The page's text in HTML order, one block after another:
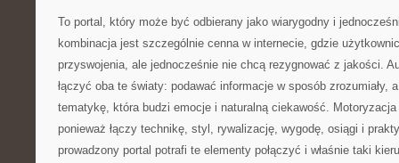
To portal, który może być odbierany jako wiarygodny i
kombinacja jest szczególnie cenna w internecie, gdzie
przyswojenia, ale jednocześnie nie chcą rezygnować z jakości.
łączyć oba te światy: podawać informacje w sposób zrozumiały,
tematykę, która budzi emocje i naturalną ciekawość.
ponieważ łączy technikę, styl, rywalizację, wygodę, osiągi i
prowadzony portal potrafi te elementy połączyć i właśnie taki